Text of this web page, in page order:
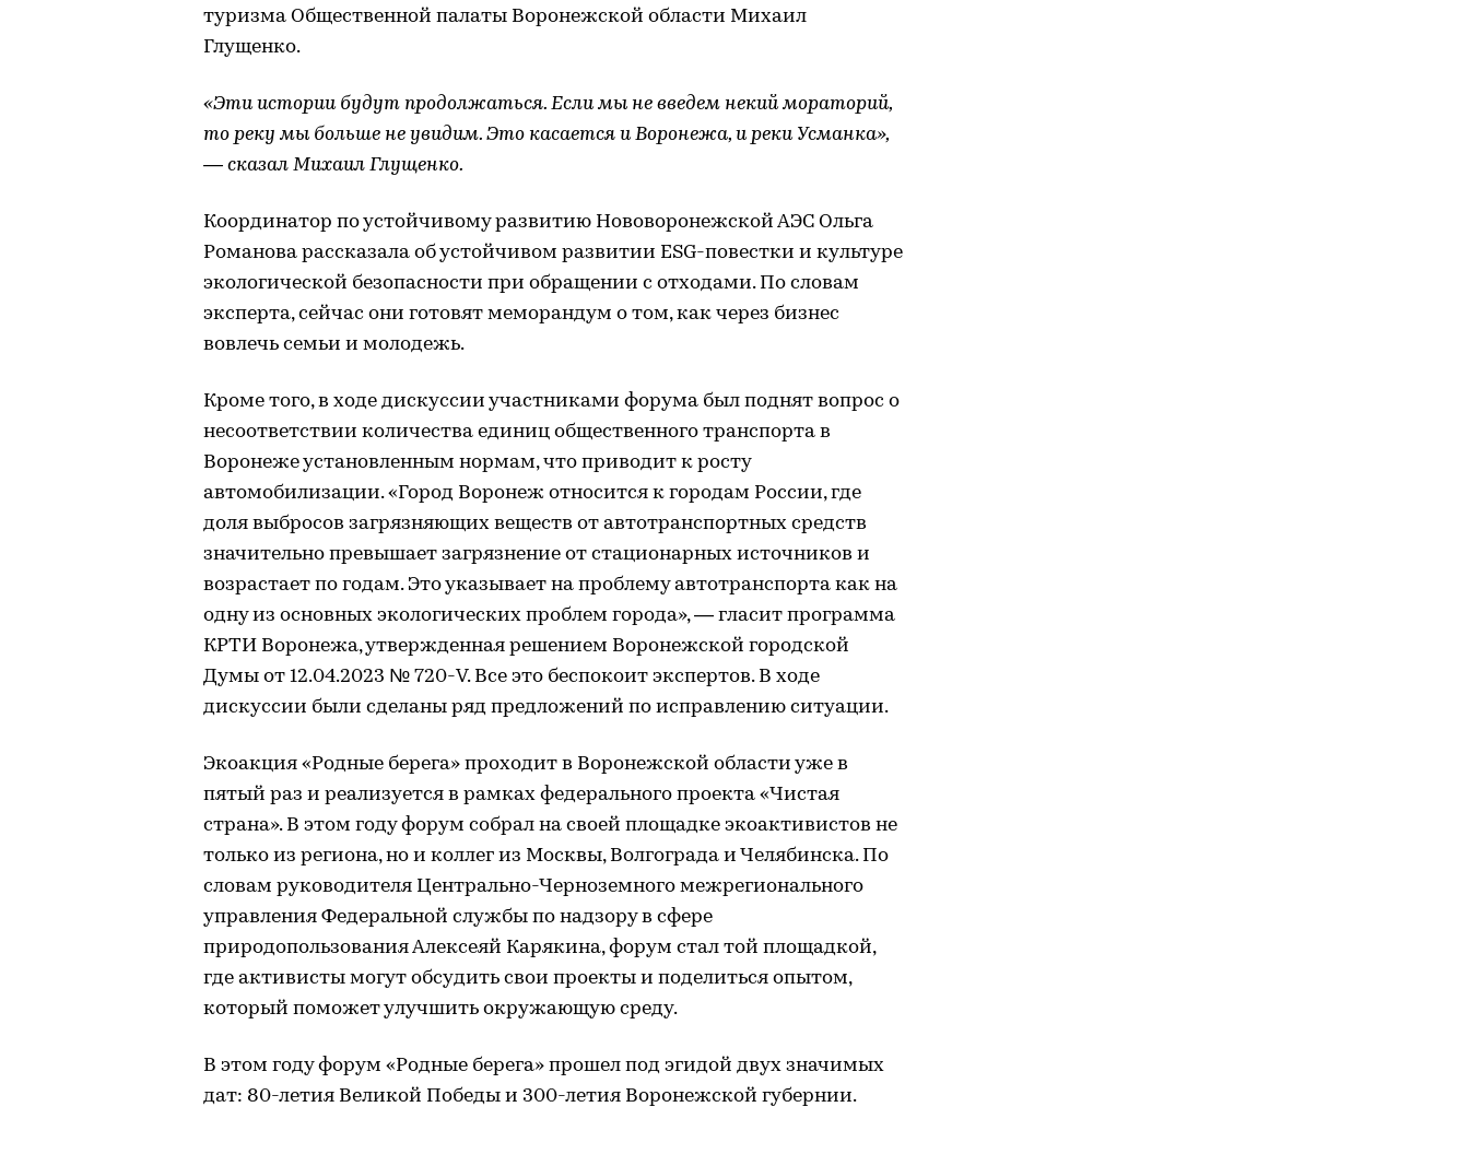
туризма Общественной палаты Воронежской области Михаил
Глущенко.
«Эти истории будут продолжаться. Если мы не введем некий мораторий,
то реку мы больше не увидим. Это касается и Воронежа, и реки Усманка»,
— сказал Михаил Глущенко.
Координатор по устойчивому развитию Нововоронежской АЭС Ольга
Романова рассказала об устойчивом развитии ESG-повестки и культуре
экологической безопасности при обращении с отходами. По словам
эксперта, сейчас они готовят меморандум о том, как через бизнес
вовлечь семьи и молодежь.
Кроме того, в ходе дискуссии участниками форума был поднят вопрос о
несоответствии количества единиц общественного транспорта в
Воронеже установленным нормам, что приводит к росту
автомобилизации. «Город Воронеж относится к городам России, где
доля выбросов загрязняющих веществ от автотранспортных средств
значительно превышает загрязнение от стационарных источников и
возрастает по годам. Это указывает на проблему автотранспорта как на
одну из основных экологических проблем города», — гласит программа
КРТИ Воронежа, утвержденная решением Воронежской городской
Думы от 12.04.2023 № 720-V. Все это беспокоит экспертов. В ходе
дискуссии были сделаны ряд предложений по исправлению ситуации.
Экоакция «Родные берега» проходит в Воронежской области уже в
пятый раз и реализуется в рамках федерального проекта «Чистая
страна». В этом году форум собрал на своей площадке экоактивистов не
только из региона, но и коллег из Москвы, Волгограда и Челябинска. По
словам руководителя Центрально-Черноземного межрегионального
управления Федеральной службы по надзору в сфере
природопользования Алексеяй Карякина, форум стал той площадкой,
где активисты могут обсудить свои проекты и поделиться опытом,
который поможет улучшить окружающую среду.
В этом году форум «Родные берега» прошел под эгидой двух значимых
дат: 80-летия Великой Победы и 300-летия Воронежской губернии.